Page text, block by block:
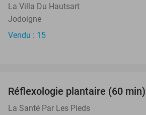
La Villa Du Hautsart
Jodoigne
Vendu : 15
TODAY
Réflexologie plantaire (60
La Santé Par Les Pieds